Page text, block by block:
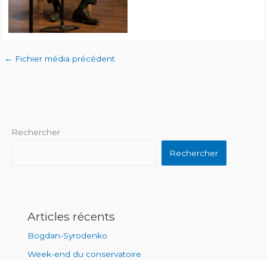
← Fichier média précédent
Rechercher
Rechercher
Articles récents
Bogdan-Syrodenko
Week-end du conservatoire